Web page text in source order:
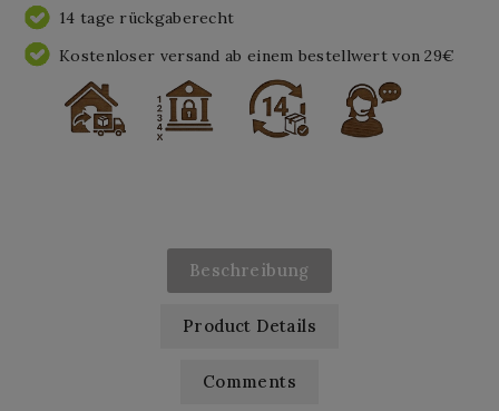
14 tage rückgaberecht
Kostenloser versand ab einem bestellwert von 29€
Beschreibung
Product Details
Comments